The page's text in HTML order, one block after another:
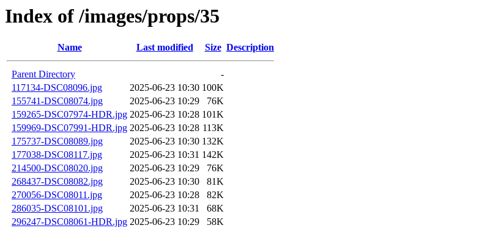
Index of /images/props/35
Name Last modified Size Description
Parent Directory
-
117134-DSC08096.jpg
2025-06-23 10:30 100K
155741-DSC08074.jpg
2025-06-23 10:29
76K
159265-DSC07974-HDR.jpg 2025-06-23 10:28 101K
159969-DSC07991-HDR.jpg 2025-06-23 10:28 113K
175737-DSC08089.jpg
2025-06-23 10:30 132K
177038-DSC08117.jpg
2025-06-23 10:31 142K
214500-DSC08020.jpg
2025-06-23 10:29
76K
268437-DSC08082.jpg
2025-06-23 10:30
81K
270056-DSC08011.jpg
2025-06-23 10:28
82K
286035-DSC08101.jpg
2025-06-23 10:31
68K
296247-DSC08061-HDR.jpg 2025-06-23 10:29
58K